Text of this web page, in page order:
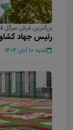
بزرگترین فرش سرگل
رئیس جهاد
گل آسیا
شنبه 10 آبان 1404